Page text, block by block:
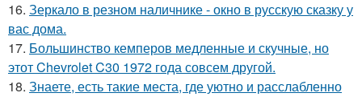
16. Зеркало в резном наличнике - окно в русскую сказку у
вас дома.
17. Большинство кемперов медленные и скучные, но
этот Chevrolet C30 1972 года совсем другой.
18. Знаете, есть такие места, где уютно и расслабленно